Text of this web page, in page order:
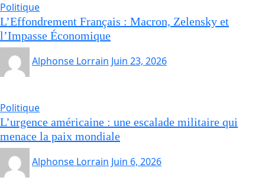
Politique
L’Effondrement Français : Macron, Zelensky et
l’Impasse Économique
Alphonse Lorrain Juin 23, 2026
Politique
L’urgence américaine : une escalade militaire qui
menace la paix mondiale
Alphonse Lorrain Juin 6, 2026